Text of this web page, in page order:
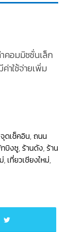
คอมมิชชั่นเล็ก
าใช้จ่ายเพิ่ม
จุดเช็คอิน, ถนน
บิงซู,ร้านดัง,ร้าน
,เที่ยวเชียงใหม่,